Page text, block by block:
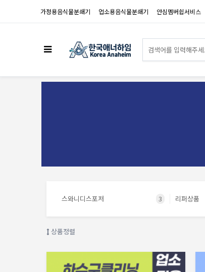
가정용음식물분쇄기 업소용음식물분쇄기 안심멤버쉽서비스
스와니디스포저 3 리퍼상품
상품정렬